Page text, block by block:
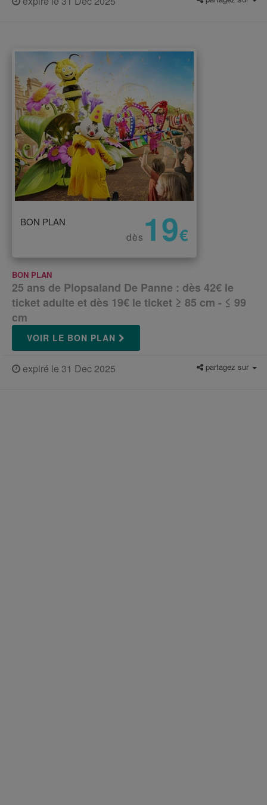
BON PLAN
dès 19€
BON PLAN
25 ans de Plopsaland De Panne : dès 42€ le
ticket adulte et dès 19€ le ticket ≥ 85 cm - ≤ 99
cm
VOIR LE BON PLAN
expiré le 31 Dec 2025 partagez sur